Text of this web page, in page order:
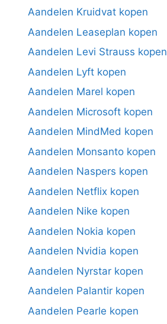
Aandelen Kruidvat kopen
Aandelen Leaseplan kopen
Aandelen Levi Strauss kopen
Aandelen Lyft kopen
Aandelen Marel kopen
Aandelen Microsoft kopen
Aandelen MindMed kopen
Aandelen Monsanto kopen
Aandelen Naspers kopen
Aandelen Netflix kopen
Aandelen Nike kopen
Aandelen Nokia kopen
Aandelen Nvidia kopen
Aandelen Nyrstar kopen
Aandelen Palantir kopen
Aandelen Pearle kopen